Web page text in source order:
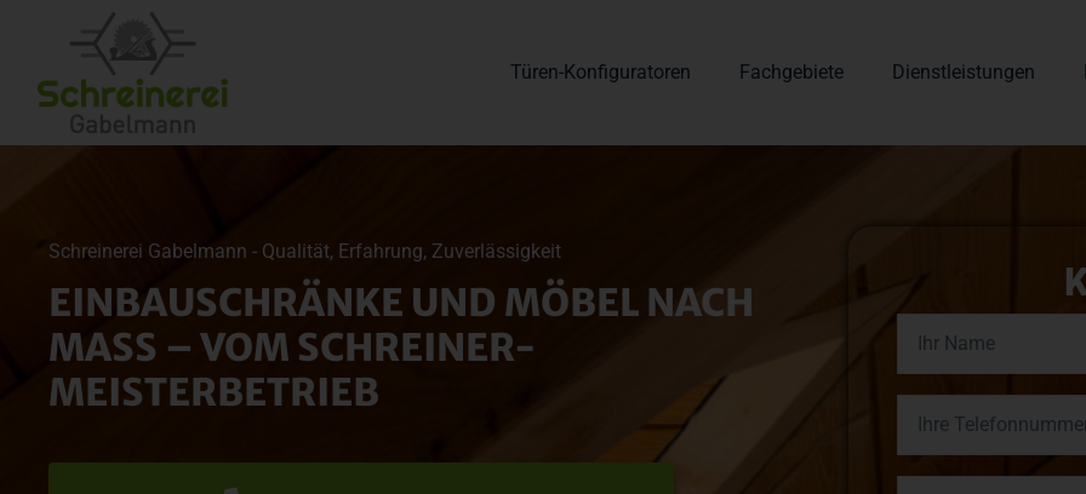
Türen-Konfiguratoren Fachgebiete Dienstleistungen
Schreinerei Gabelmann - Qualität, Erfahrung, Zuverlässigkeit
EINBAUSCHRÄNKE UND MÖBEL NACH
MASS – VOM SCHREINER-M
EISTERBETRIEB